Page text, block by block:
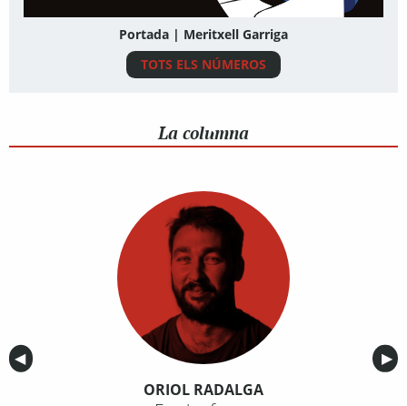
Portada | Meritxell Garriga
TOTS ELS NÚMEROS
La columna
Anterior
◀︎ ▶︎
ORIOL RADALGA